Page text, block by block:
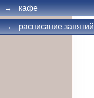
→ кафе
→ расписание занятий